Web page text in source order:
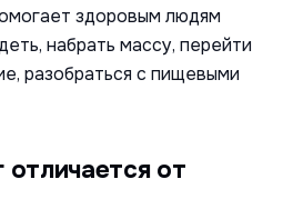
здоровым людям
набрать массу, перейти
разобраться с пищевыми